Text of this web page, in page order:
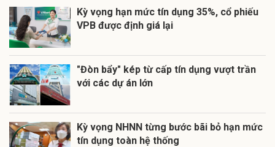
Kỳ vọng hạn mức tín dụng 35%, cổ phiếu
VPB được định giá lại
"Đòn bẩy" kép từ cấp tín dụng vượt trần
với các dự án lớn
Kỳ vọng NHNN từng bước bãi bỏ hạn mức
tín dụng toàn hệ thống